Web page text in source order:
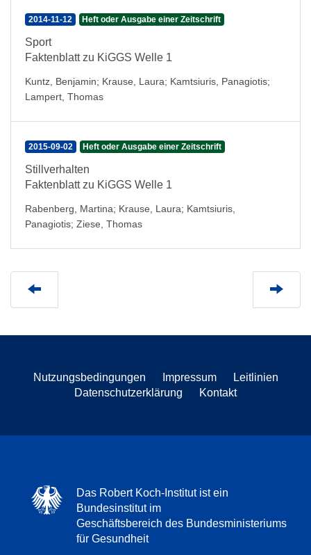
2014-11-12 Heft oder Ausgabe einer Zeitschrift
Sport
Faktenblatt zu KiGGS Welle 1
Kuntz, Benjamin; Krause, Laura; Kamtsiuris, Panagiotis;
Lampert, Thomas
2015-09-02 Heft oder Ausgabe einer Zeitschrift
Stillverhalten
Faktenblatt zu KiGGS Welle 1
Rabenberg, Martina; Krause, Laura; Kamtsiuris,
Panagiotis; Ziese, Thomas
Nutzungsbedingungen Impressum
Leitlinien
Datenschutzerklärung
Kontakt
Das Robert Koch-Institut ist ein
Bundesinstitut im
Geschäftsbereich des Bundesministeriums
für Gesundheit